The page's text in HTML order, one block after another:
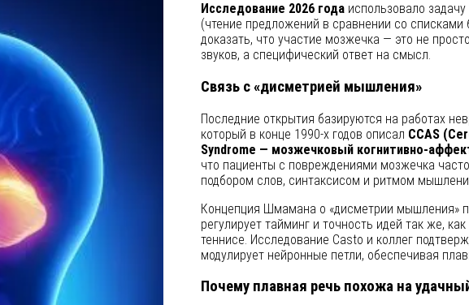
тогда как церебральный
левое и правое
функций всего мозга.
Исследование 2026 годаиспользовало задачу
(чтение предложений в сравнении со
доказать, что участие мозжечка — это не
звуков, а специфический ответ на смысл.
Связь с «дисметрией мышления»
Последние открытия базируются на работах
который в конце 1990-х годов описал CCAS
Syndrome — мозжечковый когнитивно-
что пациенты с повреждениями мозжечка
подбором слов, синтаксисом и ритмом
Концепция Шмамана о «дисметрии мышления»
регулирует тайминг и точность идей так же,
теннисе. Исследование Casto и коллег
модулирует нейронные петли, обеспечивая
Почему плавная речь похожа на